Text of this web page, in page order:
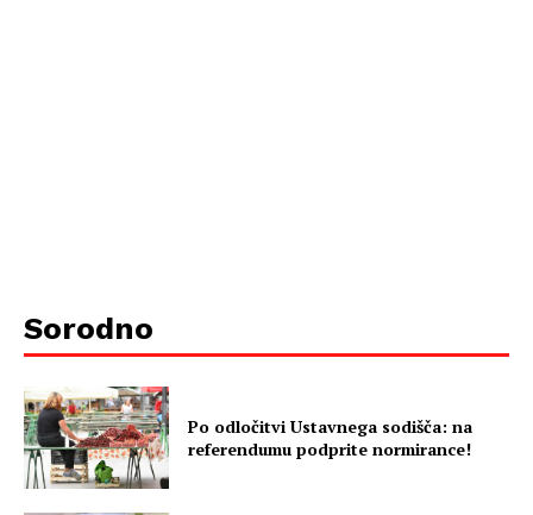
Sorodno
Po odločitvi Ustavnega sodišča: na
referendumu podprite normirance!